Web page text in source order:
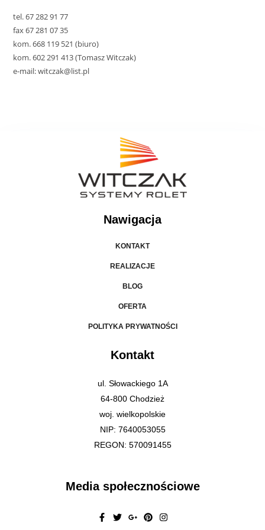
tel. 67 282 91 77
fax 67 281 07 35
kom. 668 119 521 (biuro)
kom. 602 291 413 (Tomasz Witczak)
e-mail: witczak@list.pl
Nawigacja
KONTAKT
REALIZACJE
BLOG
OFERTA
POLITYKA PRYWATNOŚCI
Kontakt
ul. Słowackiego 1A
64-800 Chodzież
woj. wielkopolskie
NIP: 7640053055
REGON: 570091455
Media społecznościowe